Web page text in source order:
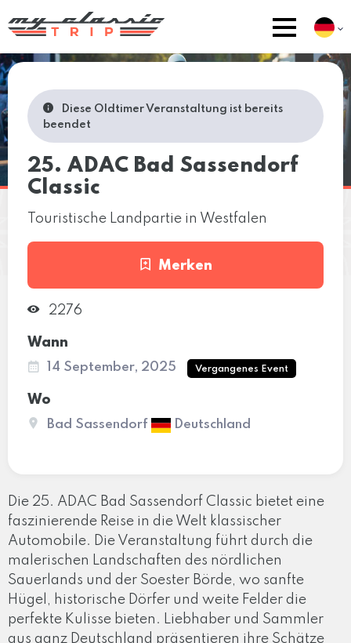
Diese Oldtimer Veranstaltung ist bereits
beendet
25. ADAC Bad Sassendorf
Classic
Touristische Landpartie in Westfalen
Merken
2276
Wann
14 September, 2025 Vergangenes Event
Wo
Bad Sassendorf Deutschland
Die 25. ADAC Bad Sassendorf Classic bietet eine
faszinierende Reise in die Welt klassischer
Automobile. Die Veranstaltung führt durch die
malerischen Landschaften des nördlichen
Sauerlands und der Soester Börde, wo sanfte
Hügel, historische Dörfer und weite Felder die
perfekte Kulisse bieten. Liebhaber und Sammler
aus ganz Deutschland präsentieren ihre Schätze